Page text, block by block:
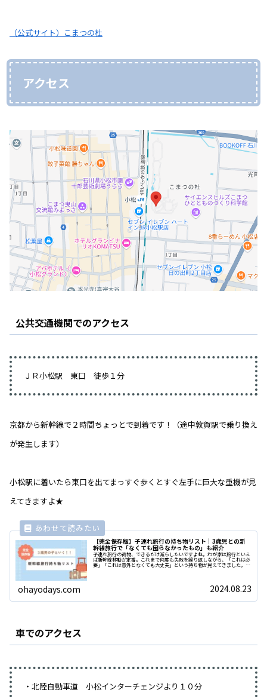
（公式サイト）こまつの杜
アクセス
公共交通機関でのアクセス
ＪＲ小松駅 東口 徒歩１分
京都から新幹線で２時間ちょっとで到着です！（途中敦賀駅で乗り換え
が発生します）
小松駅に着いたら東口を出てまっすぐ歩くとすぐ左手に巨大な重機が見
えてきますよ★
【完全保存版】子連れ旅行の持ち物リスト｜3歳児との新
幹線旅行で「なくても困らなかったもの」も紹介
子連れ旅行の荷物、できるだけ減らしたいですよね。わが家は旅行といえ
ば新幹線移動が定番。これまで何度も失敗を繰り返しながら、「これは必
要」「これは意外となくても大丈夫」という持ち物が見えてきました。こ
ohayodays.com 2024.08.23
車でのアクセス
・北陸自動車道 小松インターチェンジより１０分